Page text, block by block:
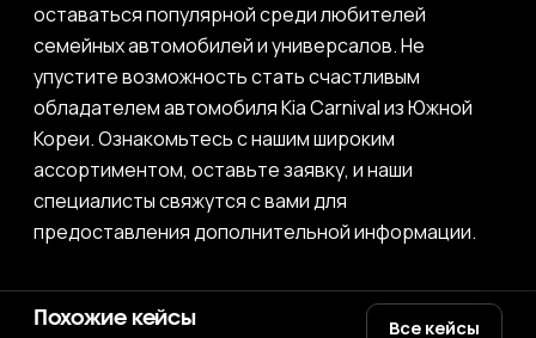
оставаться популярной среди любителей
семейных автомобилей и универсалов. Не
упустите возможность стать счастливым
обладателем автомобиля Kia Carnival из Южной
Кореи. Ознакомьтесь с нашим широким
ассортиментом, оставьте заявку, и наши
специалисты свяжутся с вами для
предоставления дополнительной информации.
Похожие кейсы Все кейсы